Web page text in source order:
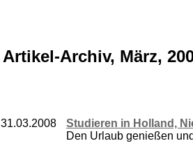
Artikel-Archiv, März,
31.03.2008
Studieren in Holland,
Den Urlaub genießen